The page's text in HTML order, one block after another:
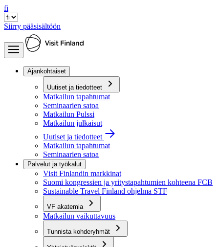
fi
Siirry pääsisältöön
Ajankohtaiset
Uutiset ja tiedotteet
Matkailun tapahtumat
Seminaarien satoa
Matkailun Pulssi
Matkailun julkaisut
Uutiset ja tiedotteet
Matkailun tapahtumat
Seminaarien satoa
Palvelut ja työkalut
Visit Finlandin markkinat
Suomi kongressien ja yritystapahtumien kohteena FCB
Sustainable Travel Finland ohjelma STF
VF akatemia
Matkailun vaikuttavuus
Tunnista kohderyhmät